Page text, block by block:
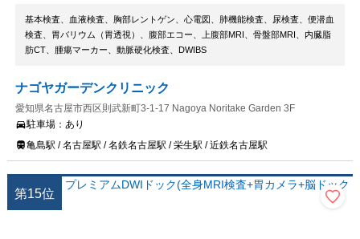
基本検査、血液検査、胸部レントゲン、心電図、肺機能検査、尿検査、便潜血
検査、胃バリウム（胃透視）、腹部エコー、上腹部MRI、骨盤部MRI、内臓脂
肪CT、腫瘍マーカー、動脈硬化検査、DWIBS
ナゴヤガーデンクリニック
愛知県名古屋市西区則武新町3-1-17 Nagoya Noritake Garden 3F
駐車場： あり
亀島駅 / 名古屋駅 / 名鉄名古屋駅 / 栄生駅 / 近鉄名古屋駅
第15位